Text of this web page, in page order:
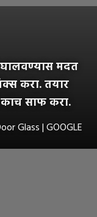
मदत
करा. तयार
साफ करा.
Glass | GOOGLE